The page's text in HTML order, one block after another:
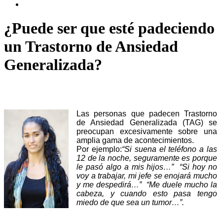
¿Puede ser que esté padeciendo
un Trastorno de Ansiedad
Generalizada?
Las personas que padecen Trastorno
de Ansiedad Generalizada (TAG) se
preocupan excesivamente sobre una
amplia gama de acontecimientos.
Por ejemplo:“Si suena el teléfono a las
12 de la noche, seguramente es porque
le pasó algo a mis hijos…” “Si hoy no
voy a trabajar, mi jefe se enojará mucho
y me despedirá…” “Me duele mucho la
cabeza, y cuando esto pasa tengo
miedo de que sea un tumor…”.